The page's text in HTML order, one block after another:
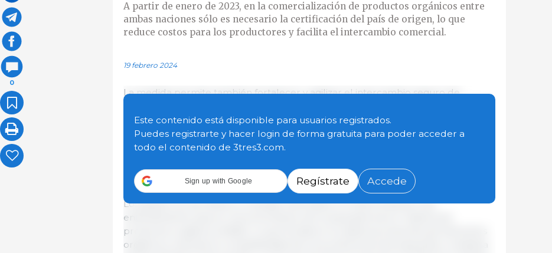
0
A partir de enero de 2023, en la comercialización de productos orgánicos entre
ambas naciones sólo es necesario la certificación del país de origen, lo que
reduce costos para los productores y facilita el intercambio comercial.
19 febrero 2024
La medida permite también fortalecer y agilizar el intercambio seguro de
exportadores e incrementa y diversifica la oferta de productos orgánicos.
Este tipo de alimentos se producen con prácticas sustentables e insumos no
la conservación de los recursos agua y suelo y la atmósfera.
Los gobiernos de México y Canadá refrendaron el Memorándum de
entendimiento para el reconocimiento de la equivalencia en materia de
productos orgánicos (MdE), lo que fortalece la cadena productiva de alimentos
orgánicos, impulsa la competitividad de los productores de pequeña y mediana
Este contenido está disponible para usuarios registrados.
Puedes registrarte y hacer login de forma gratuita para poder acceder a
todo el contenido de 3tres3.com.
Sign up with Google Regístrate Accede